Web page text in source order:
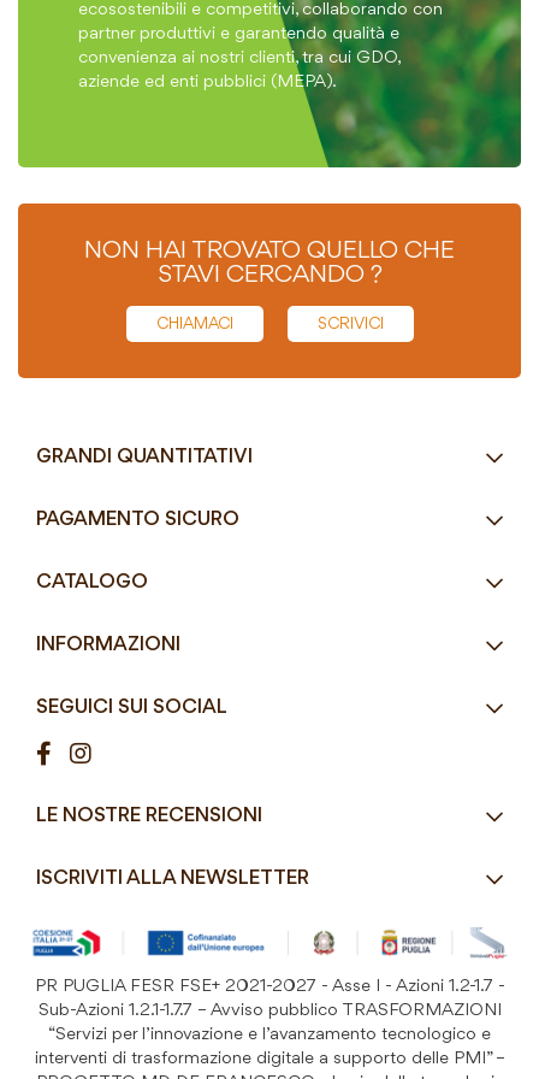
ecosostenibili e competitivi, collaborando con
partner produttivi e garantendo qualità e
convenienza ai nostri clienti, tra cui GDO,
aziende ed enti pubblici (MEPA).
NON HAI TROVATO QUELLO CHE
STAVI CERCANDO ?
CHIAMACI SCRIVICI
GRANDI QUANTITATIVI
RICHIEDI UN PREVENTIVO
Email info@mddefrancesco.it
8:30 - 12:30 / 15:00 - 19:00
PAGAMENTO SICURO
CATALOGO
Street Food e Take
Pizzerie e Panifici
Ristorazione
Detergenza e Attrezzatura
Festività
Prodotti Riutilizzabili
INFORMAZIONI
Condizioni di vendita
Costi di Spedizione
SEGUICI SUI SOCIAL
LE NOSTRE RECENSIONI
ISCRIVITI ALLA NEWSLETTER
alla
Newsletter:
ISCRIVITI
PR PUGLIA FESR FSE+ 2021-2027 - Asse I - Azioni 1.2-1.7 -
Sub-Azioni 1.2.1-1.7.7 – Avviso pubblico TRASFORMAZIONI
“Servizi per l’innovazione e l’avanzamento tecnologico e
interventi di trasformazione digitale a supporto delle PMI” –